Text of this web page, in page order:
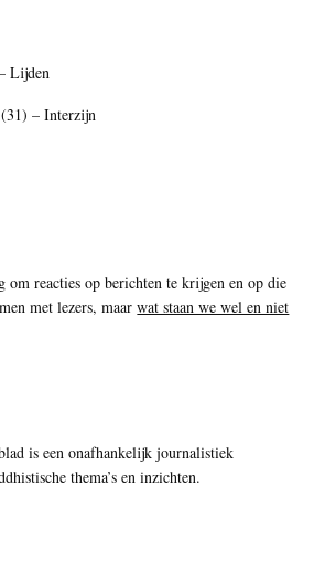
Lijden
(31) – Interzijn
om reacties op berichten te krijgen en op die
met lezers, maarwat staan we wel en niet
is een onafhankelijk journalistiek
thema’s en inzichten.